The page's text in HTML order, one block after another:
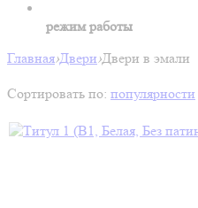
режим работы
Главная›Двери›Двери в эмали
Сортировать по: популярности